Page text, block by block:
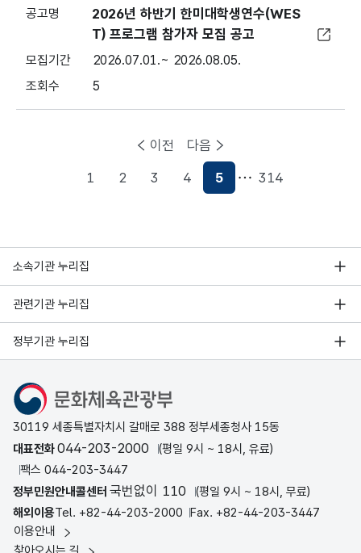
2026년 하반기 한미대학생연수(WES
T) 프로그램 참가자 모집 공고
2026.07.01.~ 2026.08.05.
5
이전
1
2 3 4
현재페이지
5 314
다음
소속기관 누리집
관련기관 누리집
정부기관 누리집
문화체육관광부
30119 세종특별자치시 갈매로 388 정부세종청사 15동
대표전화044-203-2000
(평일 9시 ~ 18시, 유료)
팩스 044-203-3447
정부민원안내콜센터 국번없이 110
(평일 9시 ~ 18시, 무료)
해외이용Tel. +82-44-203-2000 Fax. +82-44-203-3447
이용안내